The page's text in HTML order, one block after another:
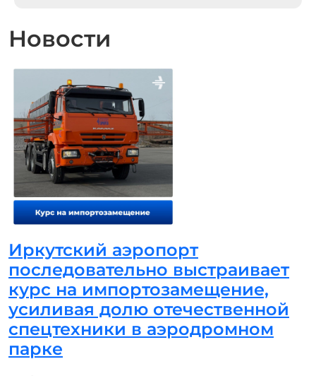
Новости
Иркутский аэропорт
последовательно выстраивает
курс на импортозамещение,
усиливая долю отечественной
спецтехники в аэродромном
парке